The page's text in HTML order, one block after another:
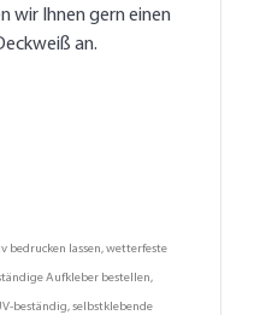
wir Ihnen gern einen
an.
bedrucken lassen, wetterfeste
Aufkleber bestellen,
beständig, selbstklebende